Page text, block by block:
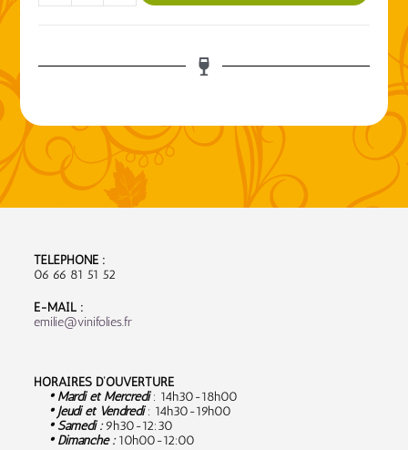
TÉLÉPHONE :
06 66 81 51 52
E-MAIL :
emilie@vinifolies.fr
HORAIRES D’OUVERTURE
• Mardi et Mercredi: 14h30-18h00
• Jeudi et Vendredi: 14h30-19h00
• Samedi :9h30-12:30
• Dimanche :10h00-12:00